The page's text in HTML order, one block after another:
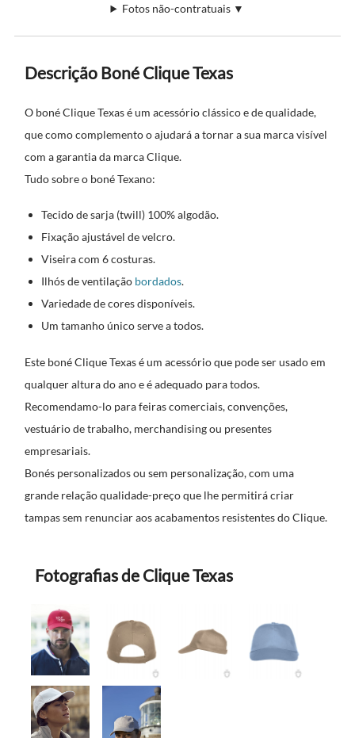
Fotos não-contratuais ▼
Descrição Boné Clique Texas
O boné Clique Texas é um acessório clássico e de qualidade,
que como complemento o ajudará a tornar a sua marca visível
com a garantia da marca Clique.
Tudo sobre o boné Texano:
Tecido de sarja (twill) 100% algodão.
Fixação ajustável de velcro.
Viseira com 6 costuras.
Ilhós de ventilação bordados.
Variedade de cores disponíveis.
Um tamanho único serve a todos.
Este boné Clique Texas é um acessório que pode ser usado em
qualquer altura do ano e é adequado para todos.
Recomendamo-lo para feiras comerciais, convenções,
vestuário de trabalho, merchandising ou presentes
empresariais.
Bonés personalizados ou sem personalização, com uma
grande relação qualidade-preço que lhe permitirá criar
tampas sem renunciar aos acabamentos resistentes do Clique.
Fotografias de Clique Texas